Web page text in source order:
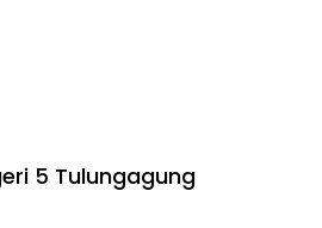
5 Tulungagung